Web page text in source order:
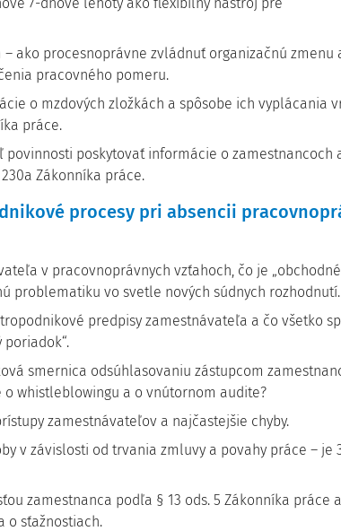
ako procesnoprávne zvládnuť organizačnú zmenu
pracovného pomeru.
o mzdových zložkách a spôsobe ich vyplácania
práce.
poskytovať informácie o zamestnancoch
Zákonníka práce.
procesy pri absencii
v pracovnoprávnych vzťahoch, čo je „obchodné
problematiku vo svetle nových súdnych rozhodnutí.
predpisy zamestnávateľa a čo všetko
poriadok“.
smernica odsúhlasovaniu zástupcom
o whistleblowingu a o vnútornom audite?
zamestnávateľov a najčastejšie chyby.
v závislosti od trvania zmluvy a povahy práce – je
zamestnanca podľa § 13 ods. 5 Zákonníka práce a
o sťažnostiach.